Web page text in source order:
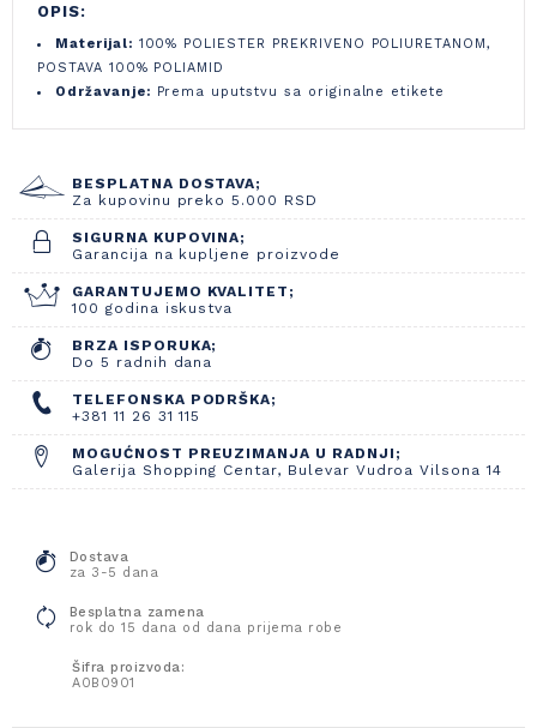
OPIS:
Materijal: 100% POLIESTER PREKRIVENO POLIURETANOM,
POSTAVA 100% POLIAMID
Održavanje: Prema uputstvu sa originalne etikete
BESPLATNA DOSTAVA;
Za kupovinu preko 5.000 RSD
SIGURNA KUPOVINA;
Garancija na kupljene proizvode
GARANTUJEMO KVALITET;
100 godina iskustva
BRZA ISPORUKA;
Do 5 radnih dana
TELEFONSKA PODRŠKA;
+381 11 26 31 115
MOGUĆNOST PREUZIMANJA U RADNJI;
Galerija Shopping Centar, Bulevar Vudroa Vilsona 14
Dostava
za 3-5 dana
Besplatna zamena
rok do 15 dana od dana prijema robe
Šifra proizvoda:
A0B0901